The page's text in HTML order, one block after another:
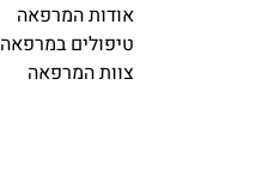
אודות המרפאה
טיפולים במרפאה
צוות המרפאה